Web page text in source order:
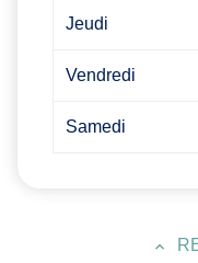
Jeudi
Vendredi
Samedi